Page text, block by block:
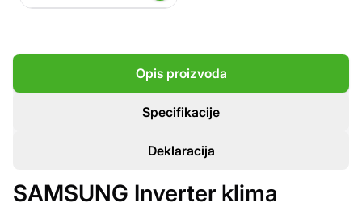
Opis proizvoda
Specifikacije
Deklaracija
SAMSUNG Inverter klima